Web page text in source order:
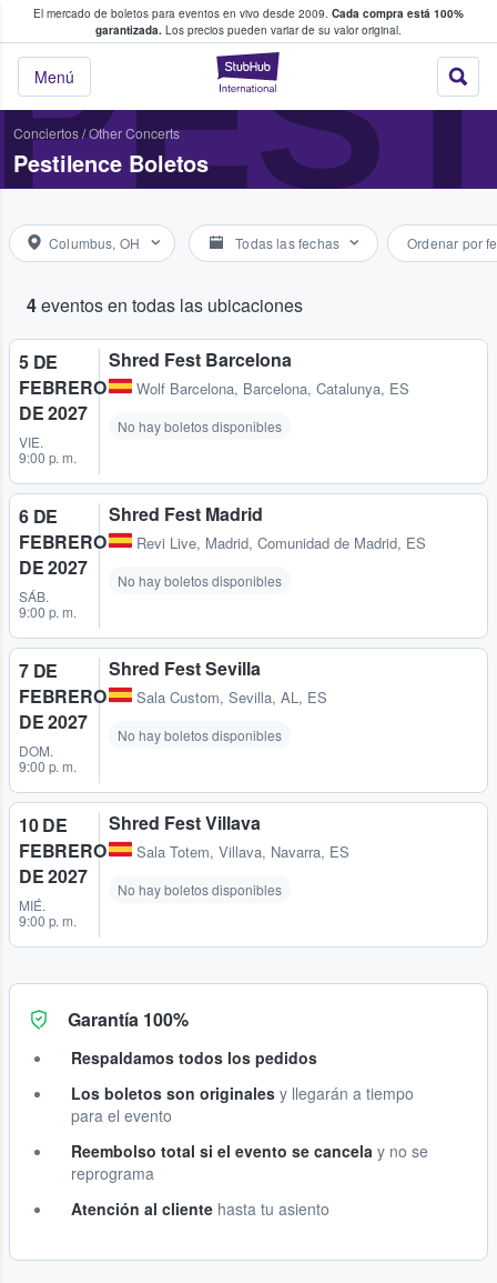
El mercado de boletos para eventos en vivo desde 2009. Cada compra está 100%
garantizada. Los precios pueden variar de su valor original.
StubHub: donde
Menú
fans compran y venden boletos
Conciertos/Other Concerts
Pestilence Boletos
Columbus, OH Todas las fechas Ordenar por
4eventos en todas las ubicaciones
5 DE
FEBRERO
DE 2027
VIE.
9:00 p. m.
Shred Fest Barcelona
Wolf Barcelona, Barcelona, Catalunya, ES
No hay boletos disponibles
6 DE
FEBRERO
DE 2027
SÁB.
9:00 p. m.
Shred Fest Madrid
Revi Live, Madrid, Comunidad de Madrid, ES
No hay boletos disponibles
7 DE
FEBRERO
DE 2027
DOM.
9:00 p. m.
Shred Fest Sevilla
Sala Custom, Sevilla, AL, ES
No hay boletos disponibles
10 DE
FEBRERO
DE 2027
MIÉ.
9:00 p. m.
Shred Fest Villava
Sala Totem, Villava, Navarra, ES
No hay boletos disponibles
Garantía 100%
Respaldamos todos los pedidos
Los boletos son originales y llegarán a tiempo
para el evento
Reembolso total si el evento se cancela y no se
reprograma
Atención al cliente hasta tu asiento